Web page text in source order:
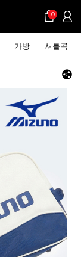
0
가방 셔틀콕